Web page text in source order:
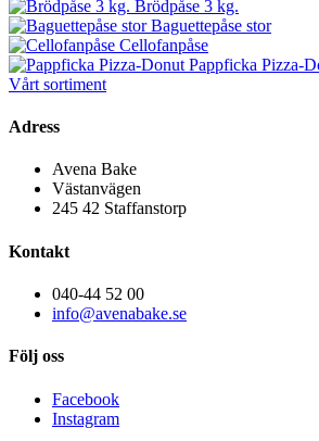
Brödpåse 3 kg.
Baguettepåse stor
Cellofanpåse
Pappficka Pizza-
Vårt sortiment
Adress
Avena Bake
Västanvägen
245 42 Staffanstorp
Kontakt
040-44 52 00
info@avenabake.se
Följ oss
Facebook
Instagram